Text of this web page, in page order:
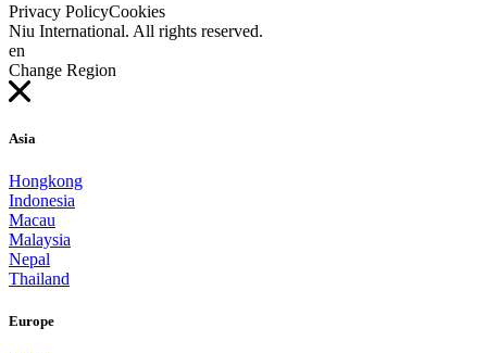
Privacy PolicyCookies
Niu International. All rights reserved.
en
Change Region
Asia
Hongkong
Indonesia
Macau
Malaysia
Nepal
Thailand
Europe